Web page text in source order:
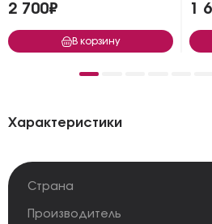
2 700₽
В корзину
1
Характеристики
Страна
Производитель